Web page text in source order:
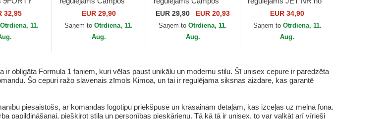
Racing
Formula
32,95
Otrdiena, 11.
Racing 1998 no Kimoa
EUR 29,90
Saņem toOtrdiena, 11.
Aug.
Racing 1998 no Kimoa
EUR29,90 EUR 20,93
Saņem toOtrdiena, 11.
Aug.
Von DutchEUR 34,90
Saņem to Otrdiena, 11.
Aug.
obligāta Formula 1 faniem, kuri vēlas paust unikālu un modernu stilu. Šī unisex cepure ir paredzēta
Šo cepuri ražo slavenais zīmols Kimoa, un tai ir regulējama siksnas aizdare, kas garantē
piesaistošs, ar komandas logotipu priekšpusē un krāsainām detaļām, kas izceļas uz melnā fona.
papildināšanai, piešķirot stila un personības pieskārienu. Tā kā tā ir unisex, to var valkāt arī vīrieši